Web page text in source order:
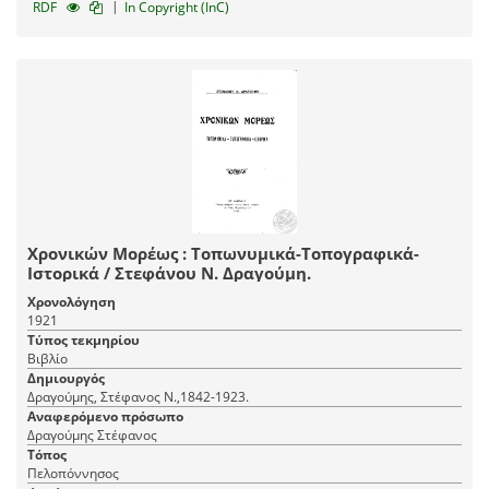
RDF | In Copyright (InC)
Χρονικών Μορέως : Τοπωνυμικά-Τοπογραφικά-
Ιστορικά / Στεφάνου Ν. Δραγούμη.
Χρονολόγηση
1921
Τύπος τεκμηρίου
Βιβλίο
Δημιουργός
Δραγούμης, Στέφανος Ν.,1842-1923.
Αναφερόμενο πρόσωπο
Δραγούμης Στέφανος
Τόπος
Πελοπόννησος